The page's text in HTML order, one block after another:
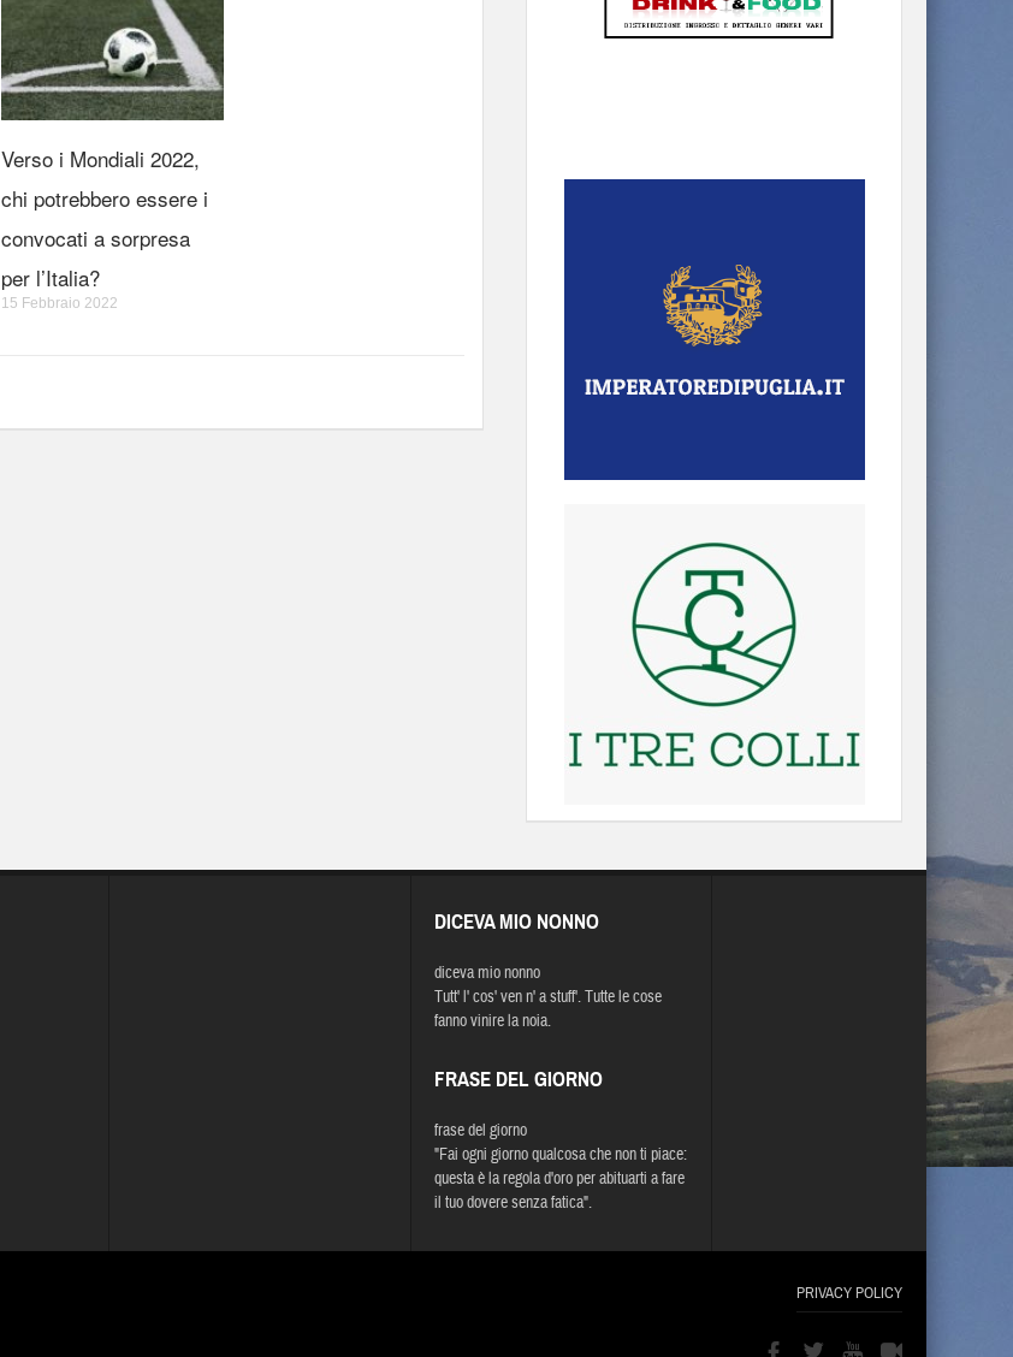
Verso i Mondiali 2022,
chi potrebbero essere i
convocati a sorpresa
per l’Italia?
15 Febbraio 2022
DICEVA MIO NONNO
diceva mio nonno
Tutt' l' cos' ven n' a stuff'. Tutte le cose
fanno vinire la noia.
FRASE DEL GIORNO
frase del giorno
"Fai ogni giorno qualcosa che non ti piace:
questa è la regola d'oro per abituarti a fare
il tuo dovere senza fatica".
PRIVACY POLICY